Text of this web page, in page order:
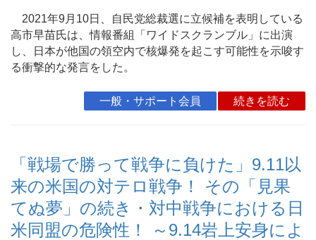
2021年9月10日、自民党総裁選に立候補を表明している
高市早苗氏は、情報番組「ワイドスクランブル」に出演
し、日本が他国の領空内で核爆発を起こす可能性を示唆す
る衝撃的な発言をした。
一般・サポート会員 続きを読む
「戦場で勝って戦争に負けた」9.11以
来の米国の対テロ戦争！ その「見果
てぬ夢」の続き・対中戦争における日
米同盟の危険性！ ～9.14岩上安身によ